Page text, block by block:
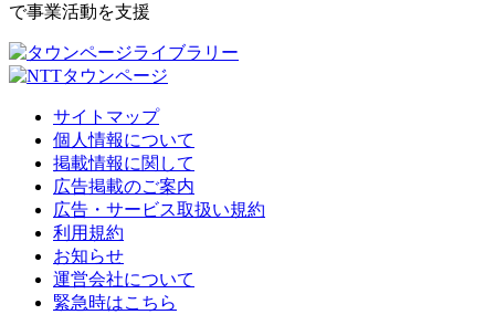
で事業活動を支援
サイトマップ
個人情報について
掲載情報に関して
広告掲載のご案内
広告・サービス取扱い規約
利用規約
お知らせ
運営会社について
緊急時はこちら